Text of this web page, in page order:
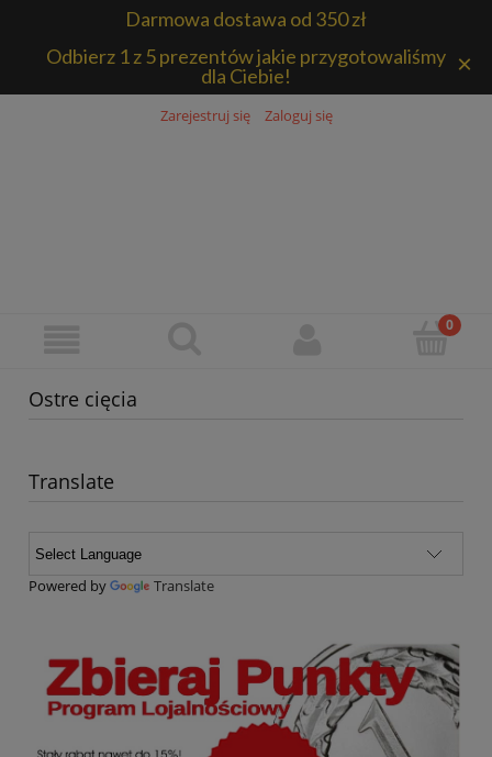
Darmowa dostawa od 350 zł
Odbierz 1 z 5 prezentów jakie przygotowaliśmy
dla Ciebie!
×
Zarejestruj się Zaloguj się
Ostre cięcia
Translate
Powered by Translate